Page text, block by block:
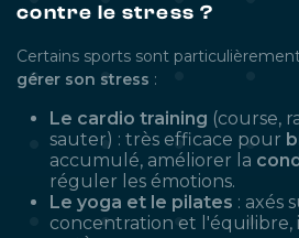
contre le stress ?
Certains sports sont
gérer son stress :
Le cardio training (course,
sauter) : très efficace pour
accumulé, améliorer la
réguler les émotions.
Le yoga et le pilates : axés
concentration et l'équilibre,